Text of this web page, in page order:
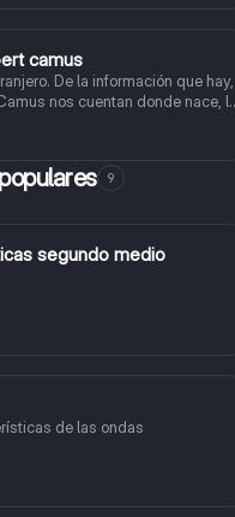
camus
De la información que hay,
nos cuentan donde nace, la
el contexto histórico cuando se
de la obra.
9
segundo medio
de las ondas